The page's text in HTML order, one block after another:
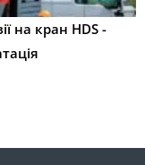
на кран HDS -